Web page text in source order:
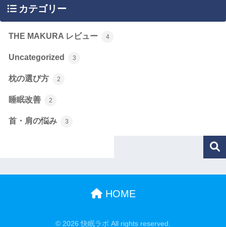
カテゴリー
THE MAKURA レビュー 4
Uncategorized 3
枕の選び方 2
睡眠改善 2
首・肩の悩み 3
HOME
© 2026 快眠ラボ All rights reserved.